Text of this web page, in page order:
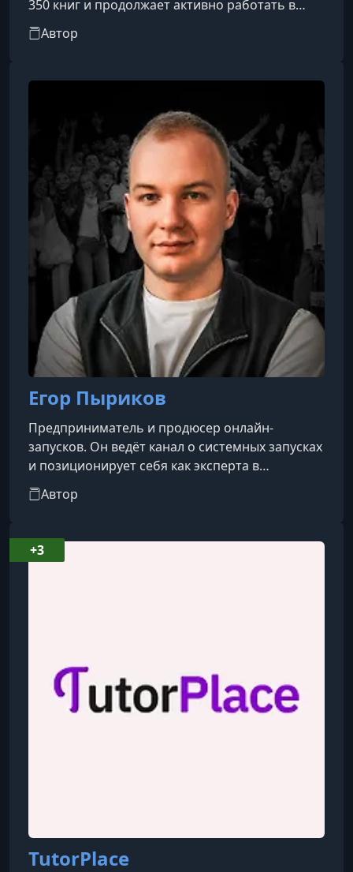
350 книг и продолжает активно работать в
издательском бизнесе, освободив для себя
главный ресурс — время. За четыре года
книги из разных точек мира и посетил 36
США, Индонезии, Сербии и Украине, а однажды
пересёк всю Европу автостопом.Стремление к
свободе и самореализации стало его
Автор
Егор Пыриков
Предприниматель и продюсер онлайн-
запусков. Он ведёт канал о системных запусках
и позиционирует себя как эксперта в
инфобизнесе.
Автор
TutorPlace
+3